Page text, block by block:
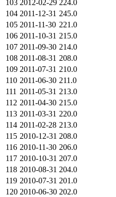
103 2012-02-29 224.0
104 2011-12-31 245.0
105 2011-11-30 221.0
106 2011-10-31 215.0
107 2011-09-30 214.0
108 2011-08-31 208.0
109 2011-07-31 210.0
110 2011-06-30 211.0
111 2011-05-31 213.0
112 2011-04-30 215.0
113 2011-03-31 220.0
114 2011-02-28 213.0
115 2010-12-31 208.0
116 2010-11-30 206.0
117 2010-10-31 207.0
118 2010-08-31 204.0
119 2010-07-31 201.0
120 2010-06-30 202.0